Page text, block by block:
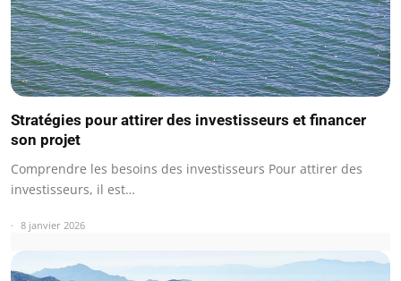
Stratégies pour attirer des investisseurs et financer
son projet
Comprendre les besoins des investisseurs Pour attirer des
investisseurs, il est…
8 janvier 2026